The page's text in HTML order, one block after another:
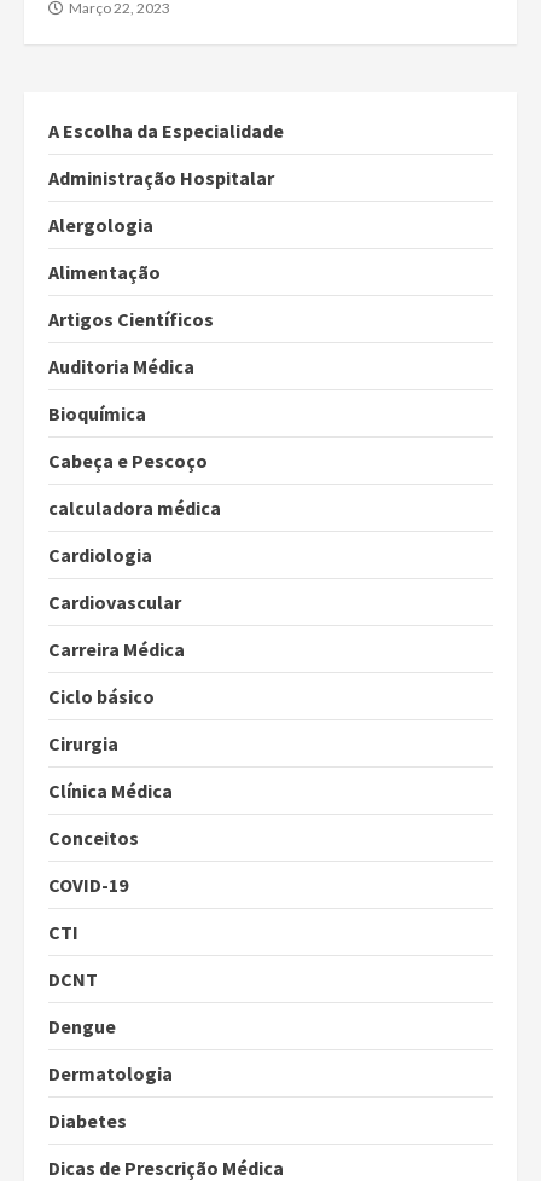
Março 22, 2023
A Escolha da Especialidade
Administração Hospitalar
Alergologia
Alimentação
Artigos Científicos
Auditoria Médica
Bioquímica
Cabeça e Pescoço
calculadora médica
Cardiologia
Cardiovascular
Carreira Médica
Ciclo básico
Cirurgia
Clínica Médica
Conceitos
COVID-19
CTI
DCNT
Dengue
Dermatologia
Diabetes
Dicas de Prescrição Médica